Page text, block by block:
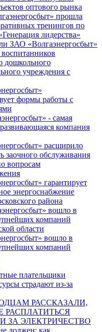
оптового рынка
прошла
тренингов по
лидерства»
ЗАО «Волгаэнергосбыт»
дошкольного
учреждения с
формы работы с
- самая
компания
расширило
заочного обслуживания
вопросам
гарантирует
энергоснабжение
района
вошло в
компаний
области
вошло в
компаний
плательщики
страдают из-за
РАССКАЗАЛИ,
РАСПЛАТИТЬСЯ
ЗА ЭЛЕКТРИЧЕСТВО